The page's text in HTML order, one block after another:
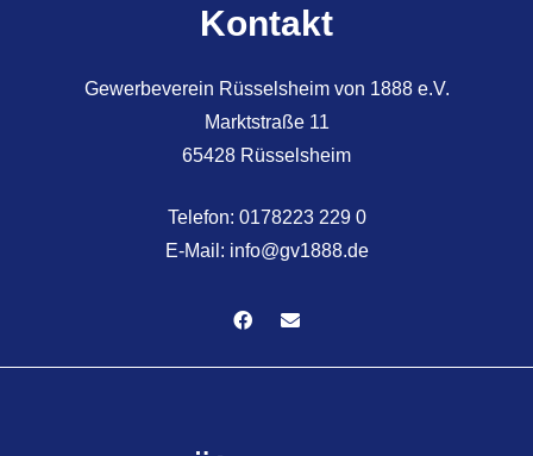
Kontakt
Gewerbeverein Rüsselsheim von 1888 e.V.
Marktstraße 11
65428 Rüsselsheim
Telefon: 0178223 229 0
E-Mail: info@gv1888.de